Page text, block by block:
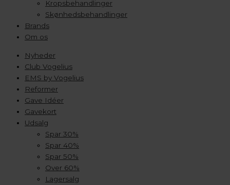
Kropsbehandlinger
Skønhedsbehandlinger
Brands
Om os
Nyheder
Club Vogelius
EMS by Vogelius
Reformer
Gave Idéer
Gavekort
Udsalg
Spar 30%
Spar 40%
Spar 50%
Over 60%
Lagersalg